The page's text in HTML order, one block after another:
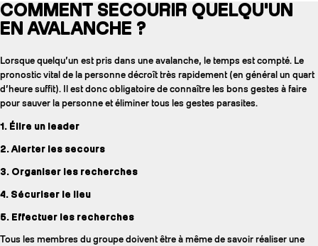
COMMENT SECOURIR QUELQU'UN
EN AVALANCHE ?
Lorsque quelqu’un est pris dans une avalanche, le temps est compté. Le
pronostic vital de la personne décroît très rapidement (en général un quart
d’heure suffit). Il est donc obligatoire de connaître les bons gestes à faire
pour sauver la personne et éliminer tous les gestes parasites.
1. Élire un leader
2. Alerter les secours
3. Organiser les recherches
4. Sécuriser le lieu
5. Effectuer les recherches
Tous les membres du groupe doivent être à même de savoir réaliser une